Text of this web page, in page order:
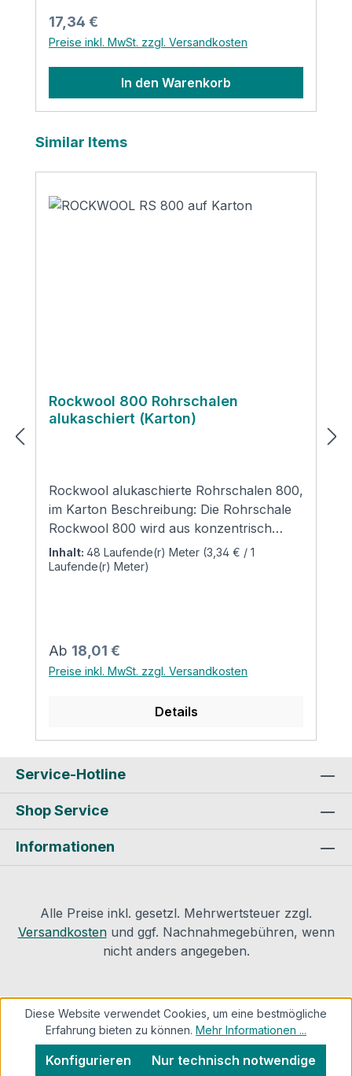
Kunstleder
Regulärer Preis:
17,34 €
Preise inkl. MwSt. zzgl. Versandkosten
In den Warenkorb
Produktgalerie überspringen
Similar Items
Rockwool 800 Rohrschalen
alukaschiert (Karton)
Rockwool alukaschierte Rohrschalen 800,
im Karton Beschreibung: Die Rohrschale
Rockwool 800 wird aus konzentrisch
gewickelter Steinwolle hergestellt. Sie ist
mit einer gitternetzverstärkten, reißfesten
eingesägt. Anwendung: Wärmedämmung
von Heizungs- und Warmwasserrohren
vormals Energieeinsparverordnung
sowie von Rohrleitungen in
betriebstechnischen Anlagen. Des
Weiteren kann die Rockwool 800 als
Brandschutzbekleidung von brennbaren
Rohrleitungen in Flucht- und
Rettungswegen verwendet werden und ist
Abschottungssystems und wird dort als
weiterführende Dämmung benötigt.
Vorteile: mit dem Blauen Engel
ausgezeichnetnichtbrennbar, wärme- und
und einfache Montage auch für
ungeübteauch für Edelstahlleitungen
geeignet Technische Daten: Euroklasse
A2- s1, d0; DIN EN 13501-1 Schmelzpunkt
Inhalt: 48 Laufende(r) Meter (3,34 € / 1
Laufende(r) Meter)
Regulärer Preis:
Ab 18,01 €
Preise inkl. MwSt. zzgl. Versandkosten
Details
Service-Hotline
Shop Service
Informationen
Alle Preise inkl. gesetzl. Mehrwertsteuer zzgl.
Versandkostenund ggf. Nachnahmegebühren, wenn
nicht anders angegeben.
Diese Website verwendet Cookies, um eine bestmögliche
Erfahrung bieten zu können. Mehr Informationen ...
Nur technisch notwendige
Konfigurieren